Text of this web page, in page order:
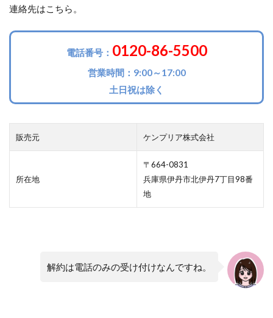
連絡先はこちら。
電話番号： 0120-86-5500
営業時間：9:00～17:00
土日祝は除く
販売元 ケンプリア株式会社
所在地
〒664-0831
兵庫県伊丹市北伊丹7丁目98番
地
解約は電話のみの受け付けなんですね。